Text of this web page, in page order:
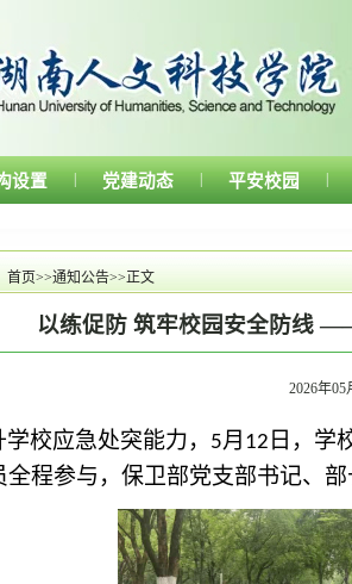
设置 党建动态 平安校园
首页>>通知公告>>正文
以练促防 筑牢校园安全防线
2026年05
校应急处突能力， 5月 12 日，学
全程参与，保卫部党支部书记、